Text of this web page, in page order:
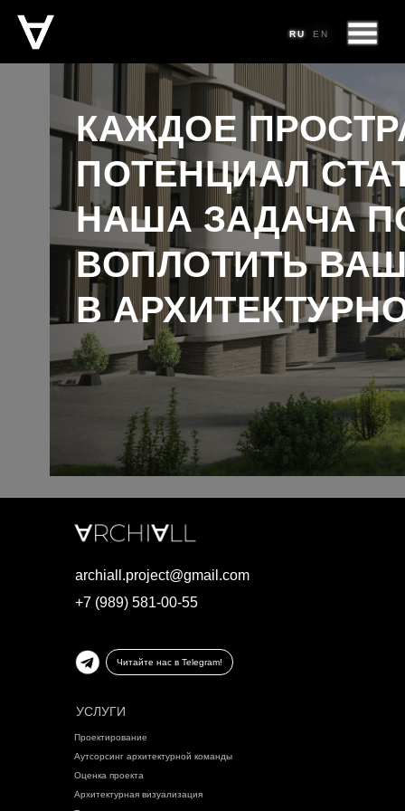
RU
EN
RU
RU EN
КАЖДОЕ
ПОТЕНЦИАЛ
НАША ЗАДАЧА
ВОПЛОТИТЬ
В
archiall.project@gmail.com
УСЛУГИ
Проектирование
Аутсорсинг архитектурной команды
Оценка проекта
Архитектурная визуализация
+7 (989) 581-00-55
Читайте нас в Telegram!